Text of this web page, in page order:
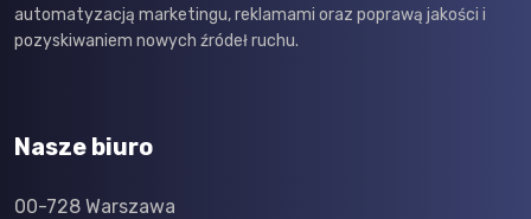
automatyzacją marketingu, reklamami oraz poprawą jakości i
pozyskiwaniem nowych źródeł ruchu.
Nasze biuro
00-728 Warszawa